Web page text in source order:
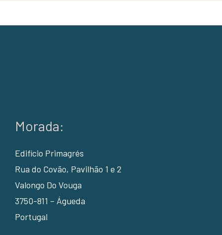
Morada:
Edifício Primagrés
Rua do Covão, Pavilhão 1 e 2
Valongo Do Vouga
3750-811 – Águeda
Portugal